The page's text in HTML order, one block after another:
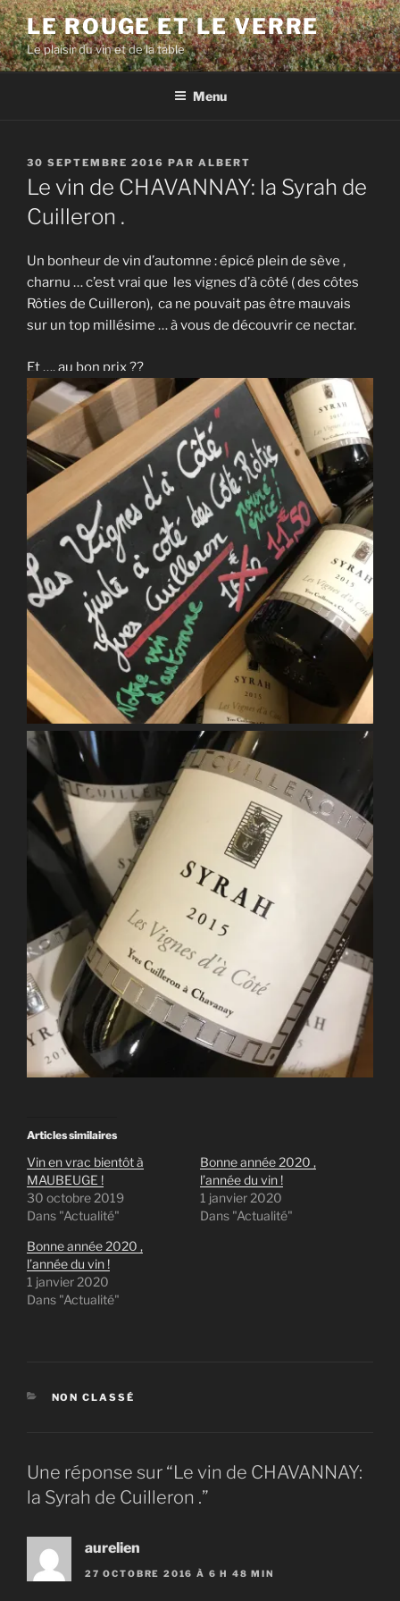
Aller
au
contenu
principal
LE ROUGE ET LE VERRE
Le plaisir du vin et de la table
Menu
PUBLIÉ
LE
30 SEPTEMBRE 2016 PAR ALBERT
Le vin de CHAVANNAY: la Syrah de
Cuilleron .
Un bonheur de vin d’automne : épicé plein de sève ,
charnu … c’est vrai que les vignes d’à côté ( des côtes
Rôties de Cuilleron), ca ne pouvait pas être mauvais
sur un top millésime … à vous de découvrir ce nectar.
Et …. au bon prix ??
Articles similaires
Vin en vrac bientôt à
MAUBEUGE !
30 octobre 2019
Dans "Actualité"
Bonne année 2020 ,
l’année du vin !
1 janvier 2020
Dans "Actualité"
Bonne année 2020 ,
l’année du vin !
1 janvier 2020
Dans "Actualité"
CATÉGORIES
NON CLASSÉ
Une réponse sur “Le vin de CHAVANNAY:
la Syrah de Cuilleron .”
aurelien
27 OCTOBRE 2016 À 6 H 48 MIN